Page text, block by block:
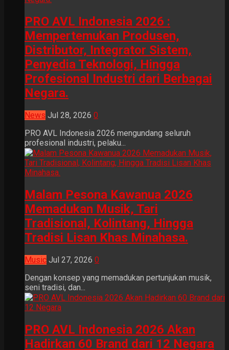
PRO AVL Indonesia 2026 :
Mempertemukan Produsen,
Distributor, Integrator Sistem,
Penyedia Teknologi, Hingga
Profesional Industri dari Berbagai
Negara.
News Jul 28, 2026 0
PRO AVL Indonesia 2026 mengundang seluruh
profesional industri, pelaku...
Malam Pesona Kawanua 2026
Memadukan Musik, Tari
Tradisional, Kolintang, Hingga
Tradisi Lisan Khas Minahasa.
Music Jul 27, 2026 0
Dengan konsep yang memadukan pertunjukan musik,
seni tradisi, dan...
PRO AVL Indonesia 2026 Akan
Hadirkan 60 Brand dari 12 Negara